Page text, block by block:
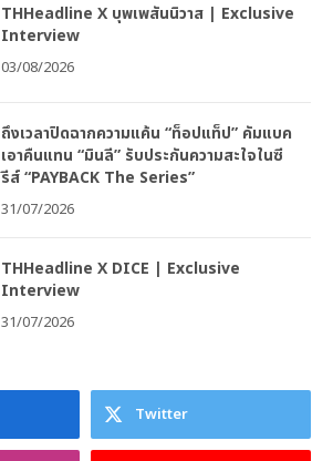
THHeadline X บุพเพสันนิวาส | Exclusive
Interview
03/08/2026
ถึงเวลาปิดฉากความแค้น “ท็อปแท็ป” คัมแบค
เอาคืนแทน “มินลี” รับประกันความสะใจในซี
รีส์ “PAYBACK The Series”
31/07/2026
THHeadline X DICE | Exclusive
Interview
31/07/2026
Twitter